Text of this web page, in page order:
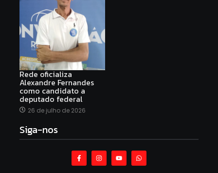
Rede oficializa
Alexandre Fernandes
como candidato a
deputado federal
26 de julho de 2026
Siga-nos